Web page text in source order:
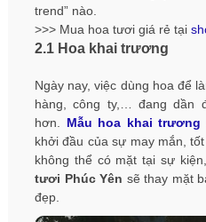
trend” nào.
>>> Mua hoa tươi giá rẻ tại
2.1 Hoa khai trương
Ngày nay, việc dùng hoa để
hàng, công ty,… đang dần
hơn. Mẫu hoa khai trương
khởi đầu của sự may mắn,
không thể có mặt tại sự
tươi Phúc Yên sẽ thay mặt
đẹp.